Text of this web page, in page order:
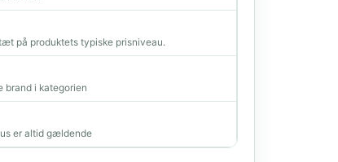
på produktets typiske prisniveau.
brand i kategorien
er altid gældende